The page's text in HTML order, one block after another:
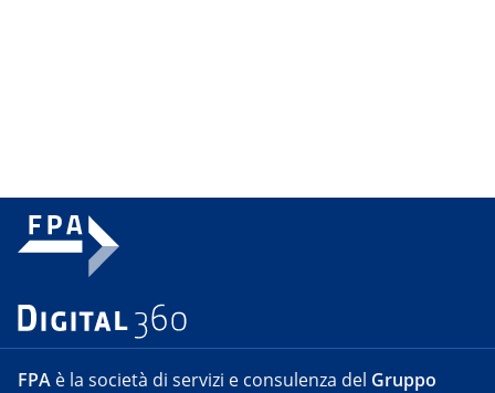
FPA è la società di servizi e consulenza del Gruppo